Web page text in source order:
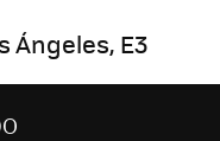
Ángeles, E3